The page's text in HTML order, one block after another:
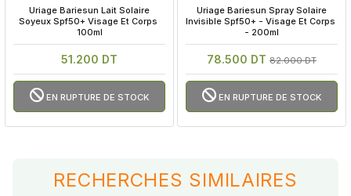
Uriage Bariesun Lait Solaire
Soyeux Spf50+ Visage Et Corps
100ml
51.200 DT
EN RUPTURE DE STOCK
Uriage Bariesun Spray Solaire
Invisible Spf50+ - Visage Et Corps
- 200ml
78.500 DT 82.000 DT
EN RUPTURE DE STOCK
RECHERCHES SIMILAIRES